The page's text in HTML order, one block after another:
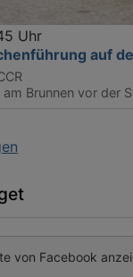
Uhr
auf
Brunnen vor der
von Facebook